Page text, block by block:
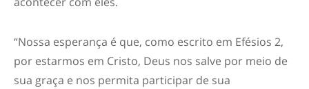
“Nossa esperança é que, como escrito em Efésios 2,
por estarmos em Cristo, Deus nos salve por meio de
sua graça e nos permita participar de sua